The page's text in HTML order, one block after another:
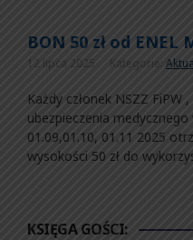
BON 50 zł od ENEL
12 lipca 2025 Kategorie:
Każdy członek NSZZ
ubezpieczenia
01.09,01.10, 01.11 2025
wysokości 50 zł do
KSIĘGA GOŚCI: